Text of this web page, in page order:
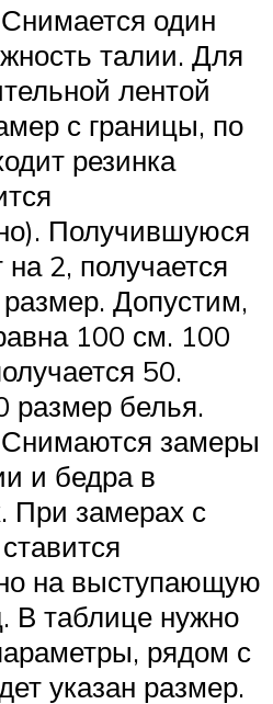
один
талии. Для
лентой
с границы, по
резинка
Получившуюся
2, получается
Допустим,
100 см. 100
50.
размер белья.
замеры
и бедра в
При замерах с
на выступающую
В таблице нужно
рядом с
указан размер.